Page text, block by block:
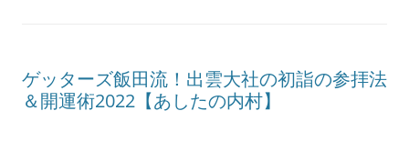
ゲッターズ飯田流！出雲大社の初詣の参拝法
＆開運術2022【あしたの内村】